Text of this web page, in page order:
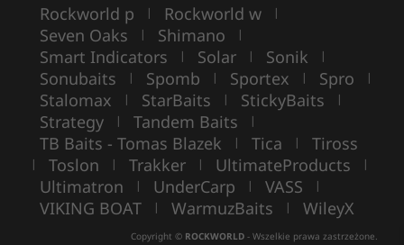
Rockworld p | Rockworld w |
Seven Oaks | Shimano |
Smart Indicators | Solar | Sonik |
Sonubaits | Spomb | Sportex | Spro |
Stalomax | StarBaits | StickyBaits |
Strategy | Tandem Baits |
TB Baits - Tomas Blazek | Tica | Tiross
| Toslon | Trakker | UltimateProducts |
Ultimatron | UnderCarp | VASS |
VIKING BOAT | WarmuzBaits | WileyX
Copyright © ROCKWORLD - Wszelkie prawa zastrzeżone.